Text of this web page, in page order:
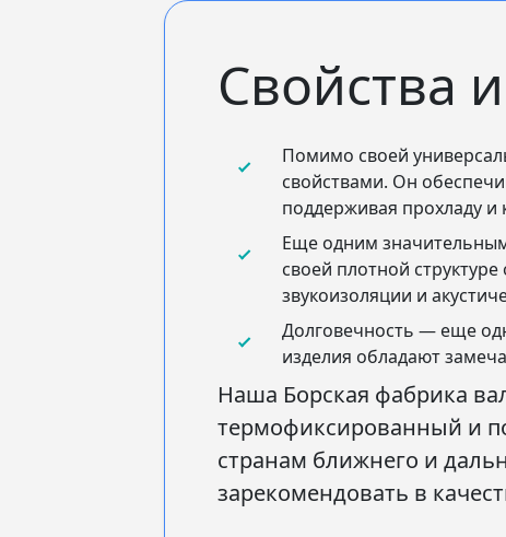
Свойства
Помимо своей
свойствами. Он
поддерживая прохладу и
Еще одним значительным
своей плотной
звукоизоляции и
Долговечность — еще
изделия обладают
Наша Борская фабрика
термофиксированный и
странам ближнего и
зарекомендовать в